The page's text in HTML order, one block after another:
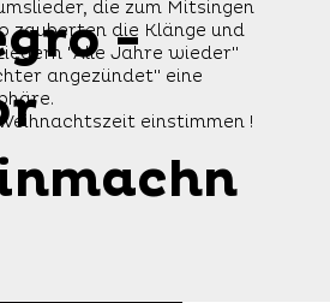
-
die zum Mitsingen
zauberten die Klänge und
"Alle Jahre wieder"
angezündet" eine
einstimmen !